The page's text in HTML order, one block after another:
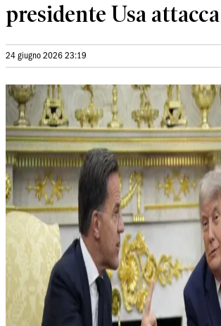
presidente Usa
24 giugno 2026 23:19